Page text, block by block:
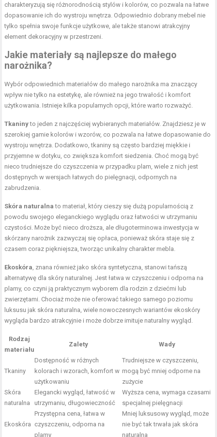
charakteryzują się różnorodnością stylów i kolorów, co pozwala na łatwe
dopasowanie ich do wystroju wnętrza. Odpowiednio dobrany mebel nie
tylko spełnia swoje funkcje użytkowe, ale także stanowi atrakcyjny
element dekoracyjny w przestrzeni.
Jakie materiały są najlepsze do małego
narożnika?
Wybór odpowiednich materiałów do małego narożnika ma znaczący
wpływ nie tylko na estetykę, ale również na jego trwałość i komfort
użytkowania. Istnieje kilka popularnych opcji, które warto rozważyć.
Tkaninyto jeden z najczęściej wybieranych materiałów. Znajdziesz je w
szerokiej gamie kolorów i wzorów, co pozwala na łatwe dopasowanie do
wystroju wnętrza. Dodatkowo, tkaniny są często bardziej miękkie i
przyjemne w dotyku, co zwiększa komfort siedzenia. Choć mogą być
nieco trudniejsze do czyszczenia w przypadku plam, wiele z nich jest
dostępnych w wersjach łatwych do pielęgnacji, odpornych na
zabrudzenia.
Skóra naturalna to materiał, który cieszy się dużą popularnością z
powodu swojego eleganckiego wyglądu oraz łatwości w utrzymaniu
czystości. Może być nieco droższa, ale długoterminowa inwestycja w
skórzany narożnik zazwyczaj się opłaca, ponieważ skóra staje się z
czasem coraz piękniejsza, tworząc unikalny charakter mebla.
Ekoskóra, znana również jako skóra syntetyczna, stanowi tańszą
alternatywę dla skóry naturalnej. Jest łatwa w czyszczeniu i odporna na
plamy, co czyni ją praktycznym wyborem dla rodzin z dziećmi lub
zwierzętami. Chociaż może nie oferować takiego samego poziomu
luksusu jak skóra naturalna, wiele nowoczesnych wariantów ekoskóry
wygląda bardzo atrakcyjnie i może dobrze imituje naturalny wygląd.
Rodzaj
materiału
Zalety Wady
Tkaniny
Dostępność w różnych
kolorach i wzorach, komfort w
użytkowaniu
Trudniejsze w czyszczeniu,
mogą być mniej odporne na
zużycie
Skóra
naturalna
Elegancki wygląd, łatwość w
utrzymaniu, długowieczność
Wyższa cena, wymaga czasami
specjalnej pielęgnacji
Ekoskóra
Przystępna cena, łatwa w
czyszczeniu, odporna na
plamy
Mniej luksusowy wygląd, może
nie być tak trwała jak skóra
naturalna